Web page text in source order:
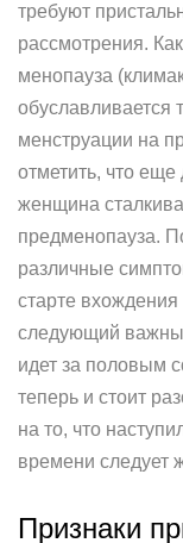
требуют
рассмотрения.
менопауза
обуславливается
менструации на
отметить, что еще
женщина
предменопауза.
различные
старте
следующий
идет за половым
теперь и стоит
на то, что
времени следует
Признаки